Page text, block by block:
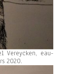
Vereycken, eau-
2020.